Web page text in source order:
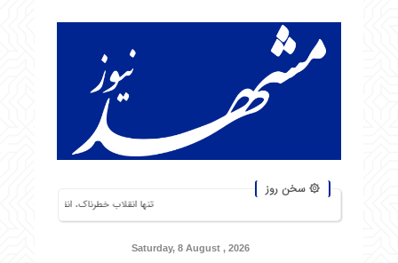
۞ سخن روز
تنها انقلاب خطرناک، انقلاب گرسنگان است. من از
Saturday, 8 August , 2026